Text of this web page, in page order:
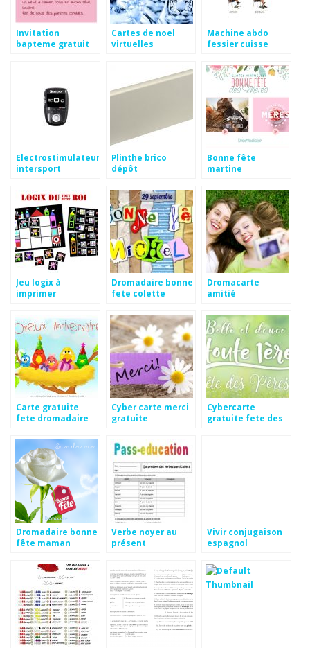
Invitation
bapteme gratuit
Cartes de noel
virtuelles
Machine abdo
fessier cuisse
Electrostimulateur
intersport
Plinthe brico
dépôt
Bonne fête
martine
Jeu logix à
imprimer
Dromadaire bonne
fete colette
Dromacarte
amitié
Carte gratuite
fete dromadaire
Cyber carte merci
gratuite
Cybercarte
gratuite fete des
Dromadaire bonne
fête maman
Verbe noyer au
présent
Vivir conjugaison
espagnol